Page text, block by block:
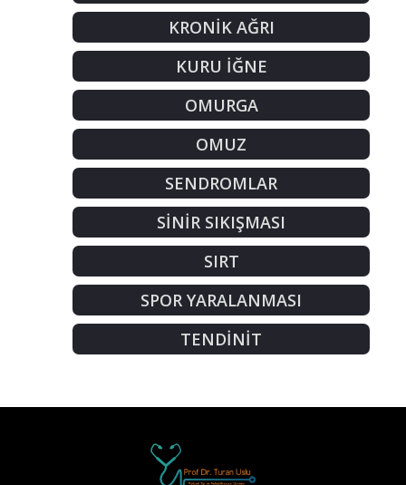
KRONİK AĞRI
KURU İĞNE
OMURGA
OMUZ
SENDROMLAR
SİNİR SIKIŞMASI
SIRT
SPOR YARALANMASI
TENDİNİT